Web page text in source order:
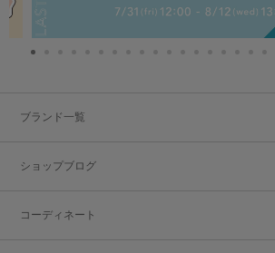
ブランド一覧
ショップブログ
コーディネート